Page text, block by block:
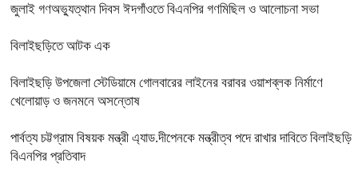
জুলাই গণঅভ্যুত্থান দিবস ঈদগাঁওতে বিএনপির গণমিছিল ও আলোচনা সভা
বিলাইছড়িতে আটক এক
বিলাইছড়ি উপজেলা স্টেডিয়ামে গোলবারের লাইনের বরাবর ওয়াশব্লক নির্মাণে
খেলোয়াড় ও জনমনে অসন্তোষ
পার্বত্য চট্টগ্রাম বিষয়ক মন্ত্রী এ্যাড.দীপেনকে মন্ত্রীত্ব পদে রাখার দাবিতে বিলাইছড়ি
বিএনপির প্রতিবাদ